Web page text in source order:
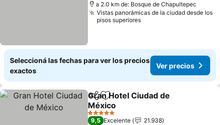
a 2.0 km de: Bosque de Chapultepec
Vistas panorámicas de la ciudad desde los
pisos superiores
Seleccioná las fechas para ver los precios
exactos
Ver precios
CompartirAñadir a favoritos
Gran Hotel Ciudad de
México
5 Estrellas
9,5 Excelente
21.938